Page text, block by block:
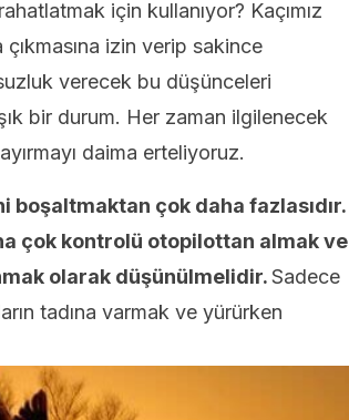
için kullanıyor? Kaçımız
izin verip sakince
verecek bu düşünceleri
bir durum. Her zaman ilgilenecek
daima erteliyoruz.
çok daha fazlasıdır.
çok kontrolü otopilottan almak ve
olarak düşünülmelidir.Sadece
tadına varmak ve yürürken